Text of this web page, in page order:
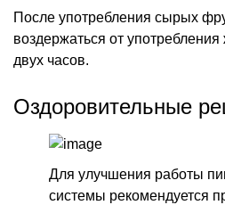
После употребления сырых
воздержаться от употребления
двух часов.
Оздоровительные
Для улучшения работы
системы рекомендуется